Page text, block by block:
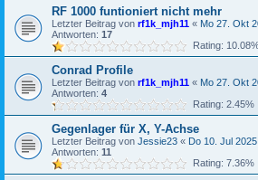
RF 1000 funtioniert nicht mehr
Letzter Beitrag von rf1k_mjh11 « Mo 27. Okt
Antworten: 17
Rating:
Conrad Profile
Letzter Beitrag von rf1k_mjh11 « Mo 27. Okt
Antworten: 4
Rating: 2.45%
Gegenlager für X, Y-Achse
Letzter Beitrag von Jessie23 « Do 10. Jul
Antworten: 11
Rating: 7.36%